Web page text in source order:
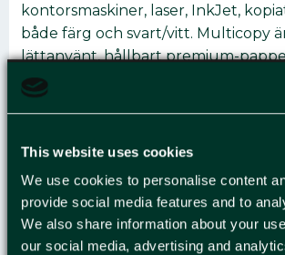
This website uses cookies
We use cookies to personalise content
provide social media features and to
We also share information about your
our social media, advertising and
kontorsmaskiner, laser, InkJet,
både färg och svart/vitt. Multicopy
lättanvänt, hållbart premium-
idealiskt för alla typer av
perfekt för förtryckning. Varje ark
problem. Multicopy uppfyller alla
kontorsmaskiner och det enda
en arbetsplats behöver. Enkelt att
att använda, nöjda kunder och